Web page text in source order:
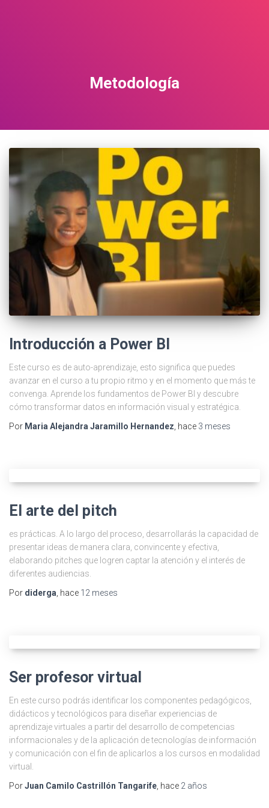
Metodología
Introducción a Power BI
Este curso es de auto-aprendizaje, esto significa que puedes
avanzar en el curso a tu propio ritmo y en el momento que más te
convenga. Aprende los fundamentos de Power BI y descubre
cómo transformar datos en información visual y estratégica.
Por Maria Alejandra Jaramillo Hernandez , hace 3 meses
El arte del pitch
es prácticas. A lo largo del proceso, desarrollarás la capacidad de
presentar ideas de manera clara, convincente y efectiva,
elaborando pitches que logren captar la atención y el interés de
diferentes audiencias.
Por diderga , hace 12 meses
Ser profesor virtual
En este curso podrás identificar los componentes pedagógicos,
didácticos y tecnológicos para diseñar experiencias de
aprendizaje virtuales a partir del desarrollo de competencias
informacionales y de la aplicación de tecnologías de información
y comunicación con el fin de aplicarlos a los cursos en modalidad
virtual.
PorJuan Camilo Castrillón Tangarife , hace 2 años